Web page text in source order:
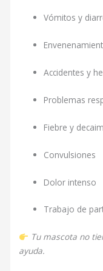
Vómitos y
Accidentes y
Problemas
Fiebre y
Convulsiones
Dolor intenso
Trabajo de
Tu mascota no
ayuda.